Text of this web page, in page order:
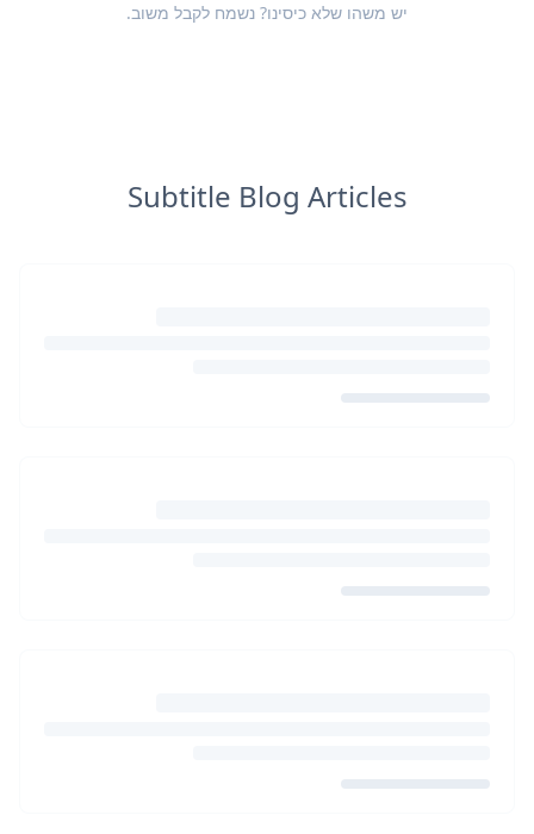
יש משהו שלא כיסינו? נשמח לקבל משוב.
Subtitle Blog Articles